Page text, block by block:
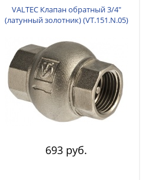
VALTEC Клапан обратный 3/4"
(латунный золотник) (VT.151.N.05)
693 руб.